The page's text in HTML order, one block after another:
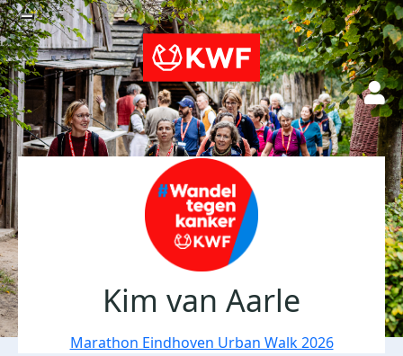
Kim van Aarle
Marathon Eindhoven Urban Walk 2026